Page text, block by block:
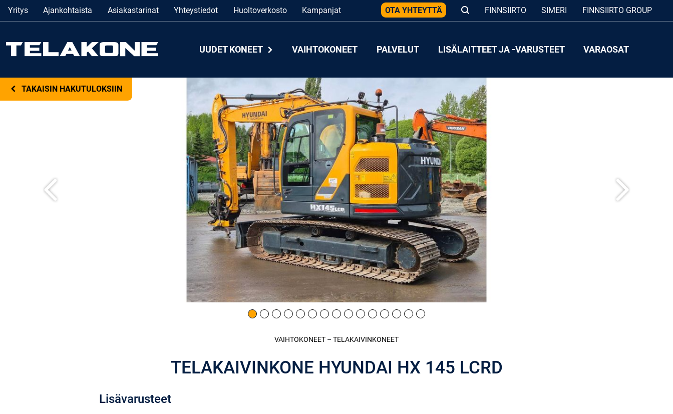
Yritys Ajankohtaista Asiakastarinat Yhteystiedot Huoltoverkosto Kampanjat OTA YHTEYTTÄ FINNSIIRTO SIMERI FINNSIIRTO GROUP
UUDET KONEET VAIHTOKONEET PALVELUT LISÄLAITTEET JA -VARUSTEET VARAOSAT
TAKAISIN HAKUTULOKSIIN
Edellinen Seuraava
VAIHTOKONEET – TELAKAIVINKONEET
TELAKAIVINKONE HYUNDAI HX 145 LCRD
Lisävarusteet